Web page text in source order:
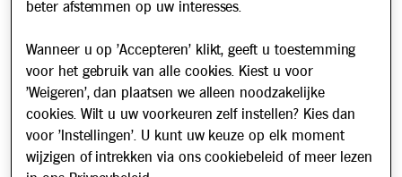
Nieuwsbrief
Schrijf u in voor onze nieuwsbrief en blijf op de hoogte van
updates over Maaltijd Thuis!
E-mailadres
beter afstemmen op uw interesses.
Wanneer u op 'Accepteren' klikt, geeft u toestemming
voor het gebruik van alle cookies. Kiest u voor
'Weigeren', dan plaatsen we alleen noodzakelijke
cookies. Wilt u uw voorkeuren zelf instellen? Kies dan
voor 'Instellingen'. U kunt uw keuze op elk moment
wijzigen of intrekken via ons cookiebeleid of meer lezen